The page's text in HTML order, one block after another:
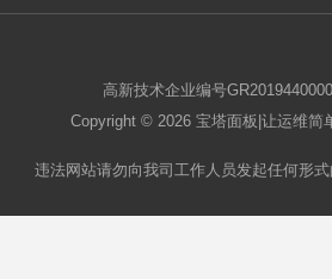
高新技术企业编号
Copyright © 2026 宝塔面板 |让运维
违法网站请勿向我司工作人员发起任何形